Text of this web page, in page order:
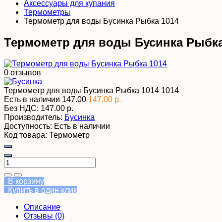
Аксессуары для купания
Термометры
Термометр для воды Бусинка Рыбка 1014
Термометр для воды Бусинка
0 отзывов
Термометр для воды Бусинка Рыбка 1014 1014
Есть в наличии 147.00 147.00 р.
Без НДС: 147.00 р.
Производитель: Бусинка
Доступность: Есть в наличии
Код товара: Термометр
В корзину
Купить в один клик
Описание
Отзывы (0)